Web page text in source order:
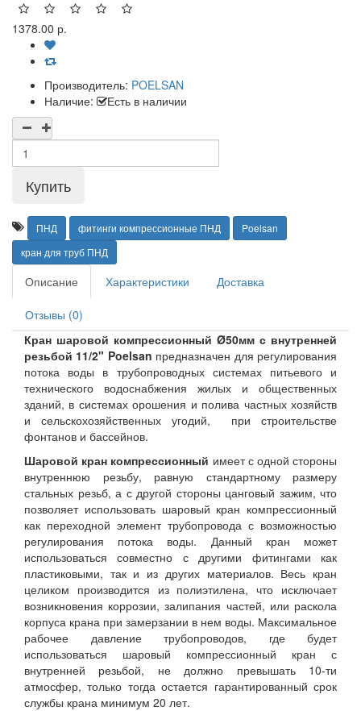
1378.00 р.
Производитель: POELSAN
Наличие:
Есть в наличии
ПНД фитинги компрессионные ПНД
Poelsan
кран для труб ПНД
Описание Характеристики Доставка
Отзывы (0)
Кран шаровой компрессионный Ø50мм с внутренней
резьбой 11/2" Poelsan предназначен для регулирования
потока воды в трубопроводных системах питьевого и
технического водоснабжения жилых и общественных
зданий, в системах орошения и полива частных хозяйств
и сельскохозяйственных угодий, при строительстве
фонтанов и бассейнов.
Шаровой кран компрессионный имеет с одной стороны
внутреннюю резьбу, равную стандартному размеру
стальных резьб, а с другой стороны цанговый зажим, что
позволяет использовать шаровый кран компрессионный
как переходной элемент трубопровода с возможностью
регулирования потока воды. Данный кран может
использоваться совместно с другими фитингами как
пластиковыми, так и из других материалов. Весь кран
целиком производится из полиэтилена, что исключает
возникновения коррозии, залипания частей, или раскола
корпуса крана при замерзании в нем воды. Максимальное
рабочее давление трубопроводов, где будет
использоваться шаровый компрессионный кран с
внутренней резьбой, не должно превышать 10-ти
атмосфер, только тогда остается гарантированный срок
службы крана минимум 20 лет.